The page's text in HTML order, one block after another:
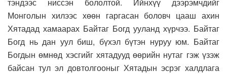
Монголын хилээс хөөн гаргасан боловч цааш ахин
Хятадад хамаарах Байтаг Богд ууланд хүрчээ. Байтаг
Богд нь дан уул биш, бүхэл бүтэн нуруу юм. Байтаг
Богдын өмнөд хэсгийг хятадууд өөрийн нутаг гэж үзэж
байсан тул эл довтолгооныг Хятадын эсрэг халдлага